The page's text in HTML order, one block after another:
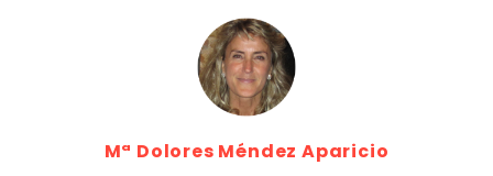
Mª Dolores Méndez Aparicio